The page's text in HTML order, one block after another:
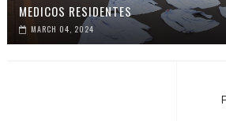
MEDICOS RESIDENTES
MARCH 04, 2024